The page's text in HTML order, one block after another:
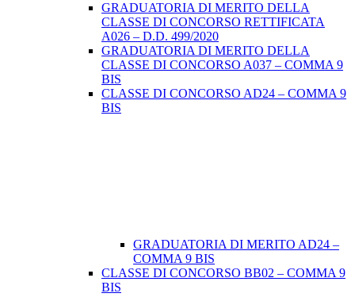
GRADUATORIA DI MERITO DELLA
CLASSE DI CONCORSO RETTIFICATA
A026 – D.D. 499/2020
GRADUATORIA DI MERITO DELLA
CLASSE DI CONCORSO A037 – COMMA 9
BIS
CLASSE DI CONCORSO AD24 – COMMA 9
BIS
GRADUATORIA DI MERITO AD24 –
COMMA 9 BIS
CLASSE DI CONCORSO BB02 – COMMA 9
BIS